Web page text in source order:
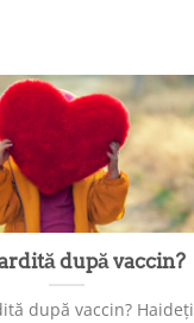
după vaccin?
după vaccin? Haideți